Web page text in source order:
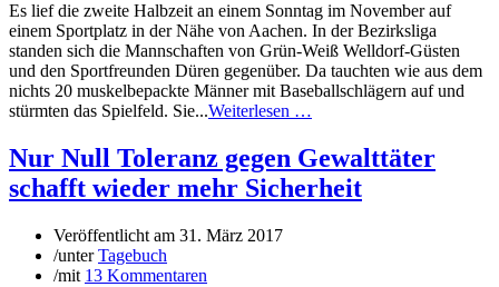
Es lief die zweite Halbzeit an einem Sonntag im November auf
einem Sportplatz in der Nähe von Aachen. In der Bezirksliga
standen sich die Mannschaften von Grün-Weiß Welldorf-Güsten
und den Sportfreunden Düren gegenüber. Da tauchten wie aus dem
nichts 20 muskelbepackte Männer mit Baseballschlägern auf und
stürmten das Spielfeld. Sie...Weiterlesen …
Nur Null Toleranz gegen Gewalttäter
schafft wieder mehr Sicherheit
Veröffentlicht am 31. März 2017
/unterTagebuch
/mit 13 Kommentaren